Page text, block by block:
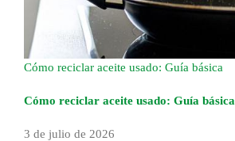
Cómo reciclar aceite usado: Guía básica
Cómo reciclar aceite usado: Guía básica
3 de julio de 2026